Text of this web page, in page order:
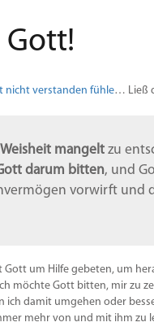
Gott!
nicht verstanden fühle… Ließ
mangelt zu
darum bitten, und
vorwirft und
Gott um Hilfe gebeten, um
möchte Gott bitten, mir zu
ich damit umgehen oder
mehr von und mit ihm zu